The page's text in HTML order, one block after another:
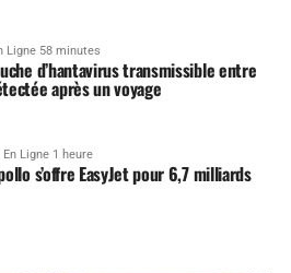
Ligne 58 minutes
d’hantavirus transmissible entre
après un voyage
En Ligne 1 heure
s’offre EasyJet pour 6,7 milliards